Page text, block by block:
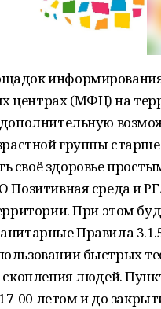
центрах (МФЦ) на
группы
здоровье
Позитивная среда и
При этом
Правила
быстрых
людей.
00 летом и до